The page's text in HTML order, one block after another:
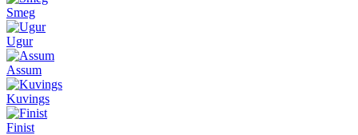
Smeg
Ugur
Assum
Kuvings
Finist